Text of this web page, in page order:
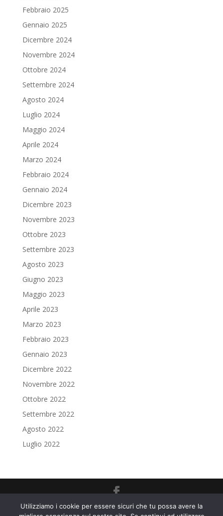
Febbraio 2025
Gennaio 2025
Dicembre 2024
Novembre 2024
Ottobre 2024
Settembre 2024
Agosto 2024
Luglio 2024
Maggio 2024
Aprile 2024
Marzo 2024
Febbraio 2024
Gennaio 2024
Dicembre 2023
Novembre 2023
Ottobre 2023
Settembre 2023
Agosto 2023
Giugno 2023
Maggio 2023
Aprile 2023
Marzo 2023
Febbraio 2023
Gennaio 2023
Dicembre 2022
Novembre 2022
Ottobre 2022
Settembre 2022
Agosto 2022
Luglio 2022
Copyright © 2025 Solo Me Estetica Avanzanta SRLS
Utilizziamo i cookie per essere sicuri che tu possa avere la